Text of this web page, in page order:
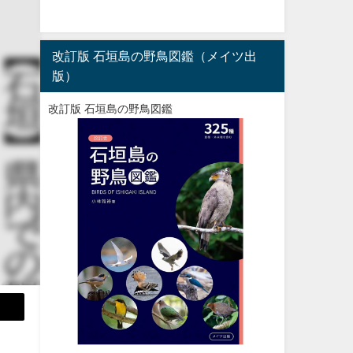
改訂版 石垣島の野鳥図鑑（メイツ出
版）
改訂版 石垣島の野鳥図鑑